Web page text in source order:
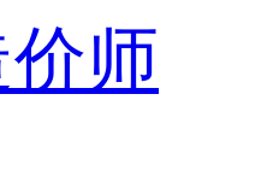
师